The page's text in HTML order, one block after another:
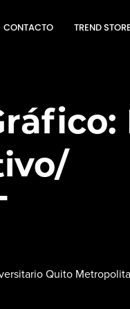
CONTACTO TREND STORE
Quito